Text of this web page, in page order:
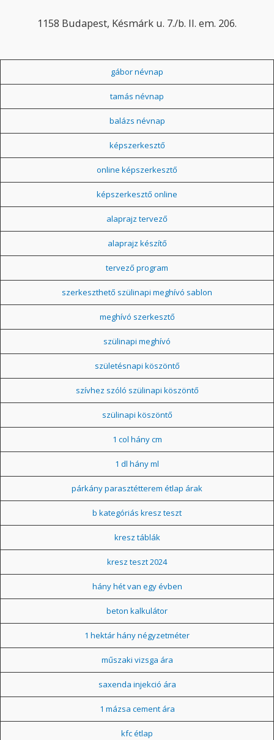
1158 Budapest, Késmárk u. 7./b. II. em. 206.
gábor névnap
tamás névnap
balázs névnap
képszerkesztő
online képszerkesztő
képszerkesztő online
alaprajz tervező
alaprajz készítő
tervező program
szerkeszthető szülinapi meghívó sablon
meghívó szerkesztő
szülinapi meghívó
születésnapi köszöntő
szívhez szóló szülinapi köszöntő
szülinapi köszöntő
1 col hány cm
1 dl hány ml
párkány parasztétterem étlap árak
b kategóriás kresz teszt
kresz táblák
kresz teszt 2024
hány hét van egy évben
beton kalkulátor
1 hektár hány négyzetméter
műszaki vizsga ára
saxenda injekció ára
1 mázsa cement ára
kfc étlap